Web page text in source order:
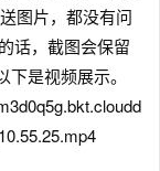
图片，都没有问
话，截图会保留
是视频展示。